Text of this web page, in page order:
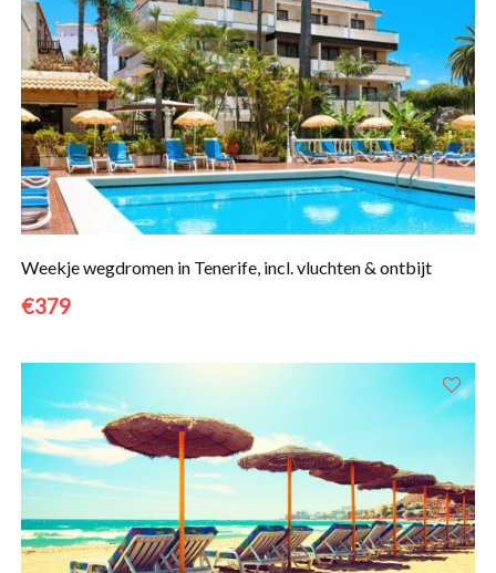
Weekje wegdromen in Tenerife, incl. vluchten & ontbijt
€379